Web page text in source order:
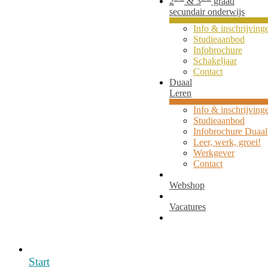
secundair onderwijs
Info &
Studieaanbod
Infobrochure
Schakeljaar
Contact
Duaal
Leren
Info &
Studieaanbod
Infobrochure Duaal
Leer, werk, groei!
Werkgever
Contact
Webshop
Vacatures
Start